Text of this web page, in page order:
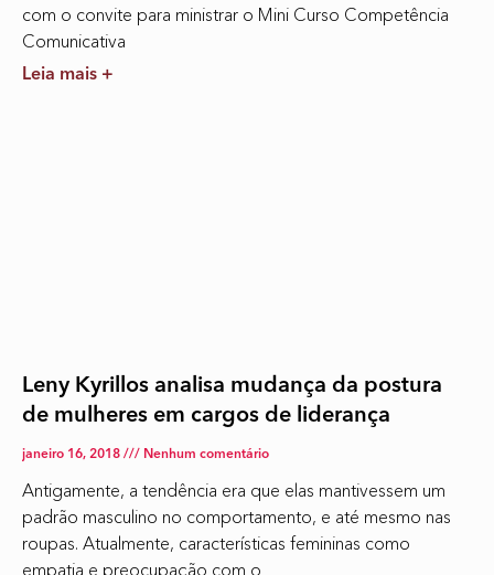
com o convite para ministrar o Mini Curso Competência
Comunicativa
Leia mais +
Leny Kyrillos analisa mudança da postura
de mulheres em cargos de liderança
janeiro 16, 2018 Nenhum comentário
Antigamente, a tendência era que elas mantivessem um
padrão masculino no comportamento, e até mesmo nas
roupas. Atualmente, características femininas como
empatia e preocupação com o